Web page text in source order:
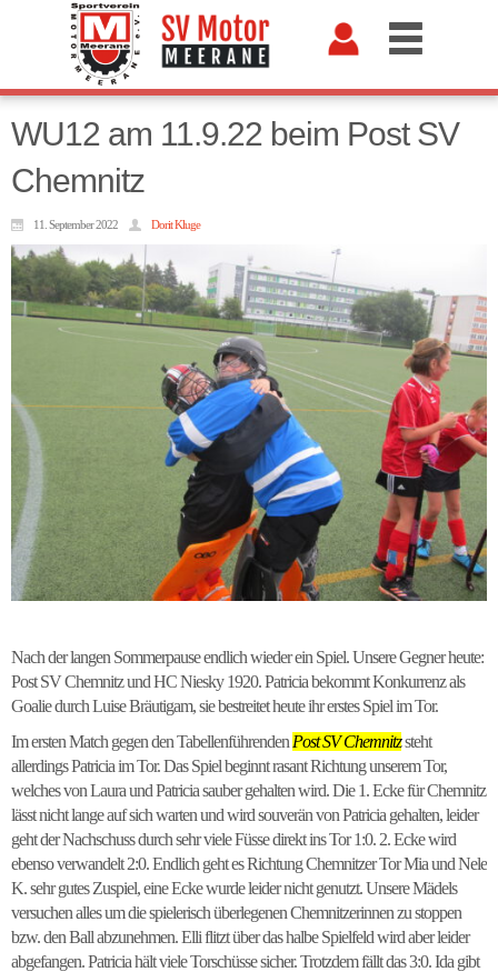
WU12 am 11.9.22 beim Post SV
Chemnitz
11. September 2022 Dorit Kluge
Nach der langen Sommerpause endlich wieder ein Spiel. Unsere Gegner heute:
Post SV Chemnitz und HC Niesky 1920. Patricia bekommt Konkurrenz als
Goalie durch Luise Bräutigam, sie bestreitet heute ihr erstes Spiel im Tor.
Im ersten Match gegen den Tabellenführenden Post SV Chemnitzsteht
allerdings Patricia im Tor. Das Spiel beginnt rasant Richtung unserem Tor,
welches von Laura und Patricia sauber gehalten wird. Die 1. Ecke für Chemnitz
lässt nicht lange auf sich warten und wird souverän von Patricia gehalten, leider
geht der Nachschuss durch sehr viele Füsse direkt ins Tor 1:0. 2. Ecke wird
ebenso verwandelt 2:0. Endlich geht es Richtung Chemnitzer Tor Mia und Nele
K. sehr gutes Zuspiel, eine Ecke wurde leider nicht genutzt. Unsere Mädels
versuchen alles um die spielerisch überlegenen Chemnitzerinnen zu stoppen
bzw. den Ball abzunehmen. Elli flitzt über das halbe Spielfeld wird aber leider
abgefangen. Patricia hält viele Torschüsse sicher. Trotzdem fällt das 3:0. Ida gibt